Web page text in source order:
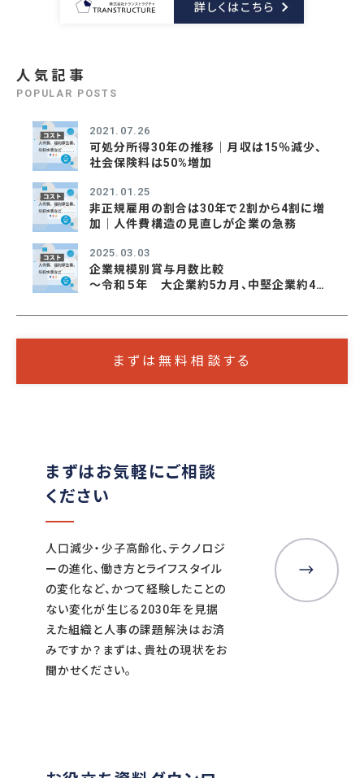
人気記事
POPULAR POSTS
2021.07.26
可処分所得30年の推移｜月収は15％減少、
社会保険料は50%増加
2021.01.25
非正規雇用の割合は30年で2割から4割に増
加｜人件費構造の見直しが企業の急務
2025.03.03
企業規模別賞与月数比較
～令和５年 大企業約5カ月、中堅企業約4カ
まずは無料相談する
まずはお気軽にご相談
ください
人口減少・少子高齢化、テクノロジ
ーの進化、働き方とライフスタイル
の変化など、かつて経験したことの
ない変化が生じる2030年を見据
えた組織と人事の課題解決はお済
みですか？まずは、貴社の現状をお
聞かせください。